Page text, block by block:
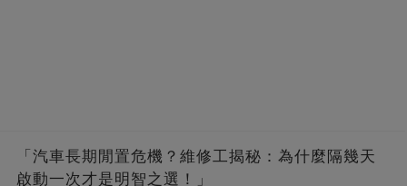
「汽車長期閒置危機？維修工揭秘：為什麼隔幾天
啟動一次才是明智之選！」